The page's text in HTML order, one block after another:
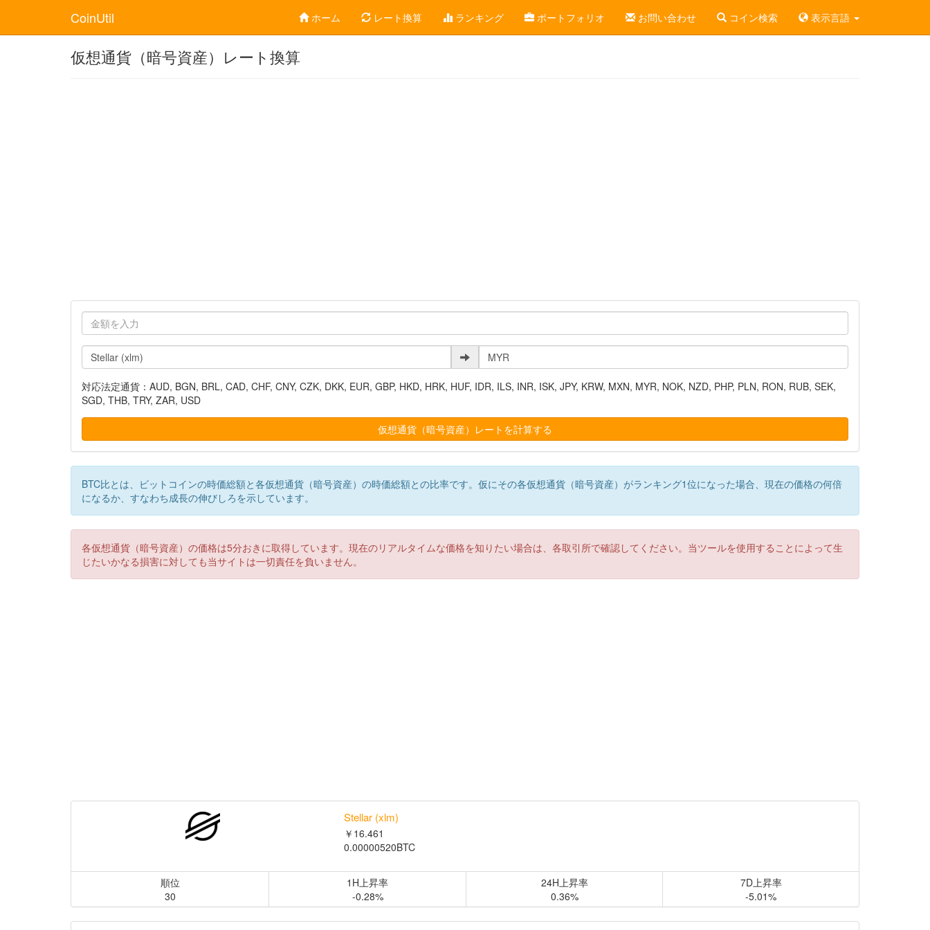
CoinUtil ホーム レート換算 ランキング ポートフォリオ お問い合わせ コイン検索 表示言語
仮想通貨（暗号資産）レート換算
対応法定通貨：AUD, BGN, BRL, CAD, CHF, CNY, CZK, DKK, EUR, GBP, HKD, HRK, HUF, IDR, ILS, INR, ISK, JPY, KRW, MXN, MYR, NOK, NZD, PHP, PLN, RON, RUB, SEK,
SGD, THB, TRY, ZAR, USD
BTC比とは、ビットコインの時価総額と各仮想通貨（暗号資産）の時価総額との比率です。仮にその各仮想通貨（暗号資産）がランキング1位になった場合、現在の価格の何倍
になるか、すなわち成長の伸びしろを示しています。
各仮想通貨（暗号資産）の価格は5分おきに取得しています。現在のリアルタイムな価格を知りたい場合は、各取引所で確認してください。当ツールを使用することによって生
じたいかなる損害に対しても当サイトは一切責任を負いません。
Stellar (xlm)
￥16.461
0.00000520BTC
順位
30
1H上昇率
-0.28%
24H上昇率
0.36%
7D上昇率
-5.01%